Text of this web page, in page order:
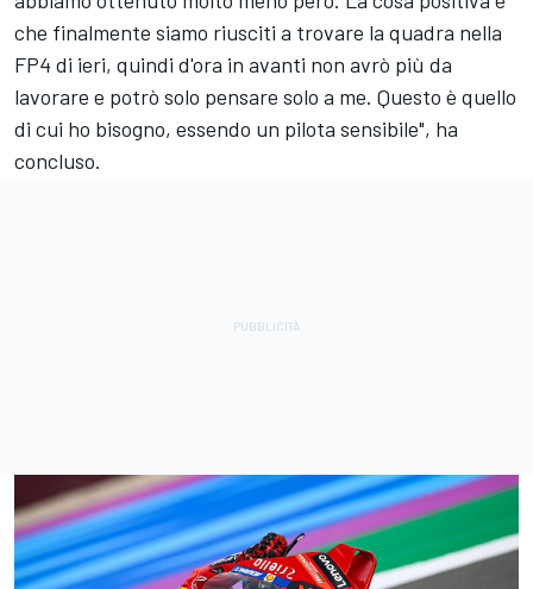
che finalmente siamo riusciti a trovare la quadra nella
FP4 di ieri, quindi d'ora in avanti non avrò più da
lavorare e potrò solo pensare solo a me. Questo è quello
di cui ho bisogno, essendo un pilota sensibile", ha
concluso.